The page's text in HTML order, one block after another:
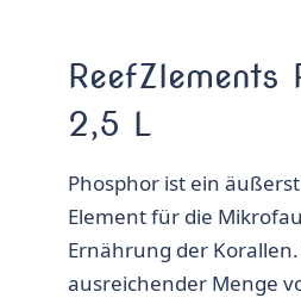
ReefZlements
2,5 L
Phosphor ist ein
Element für die
Ernährung der
ausreichender Menge